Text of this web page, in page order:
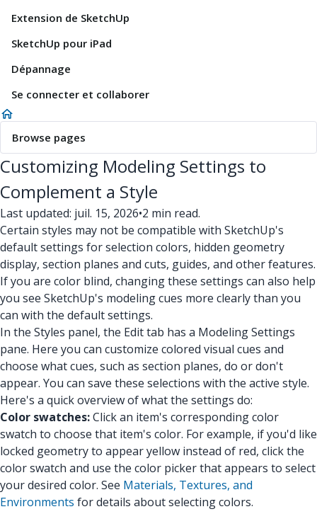
Extension de SketchUp
SketchUp pour iPad
Dépannage
Se connecter et collaborer
Browse pages
Customizing Modeling Settings to
Complement a Style
Last updated: juil. 15, 2026•2 min read.
Certain styles may not be compatible with SketchUp's
default settings for selection colors, hidden geometry
display, section planes and cuts, guides, and other features.
If you are color blind, changing these settings can also help
you see SketchUp's modeling cues more clearly than you
can with the default settings.
In the Styles panel, the Edit tab has a Modeling Settings
pane. Here you can customize colored visual cues and
choose what cues, such as section planes, do or don't
appear. You can save these selections with the active style.
Here's a quick overview of what the settings do:
Color swatches:Click an item's corresponding color
swatch to choose that item's color. For example, if you'd like
locked geometry to appear yellow instead of red, click the
color swatch and use the color picker that appears to select
your desired color. See Materials, Textures, and
Environments for details about selecting colors.